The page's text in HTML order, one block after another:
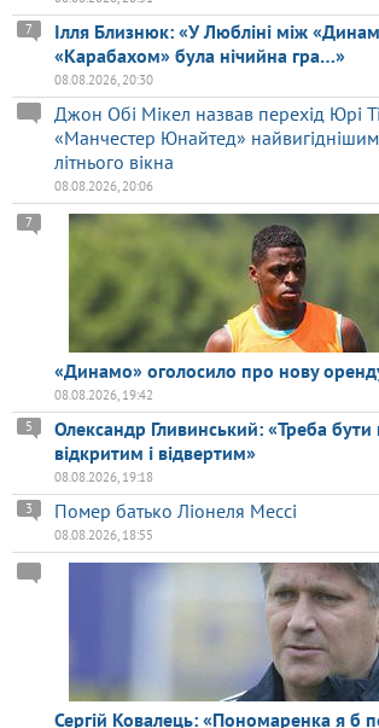
Ілля Близнюк: «У Любліні між
«Карабахом» була нічийна гра…»
7
08.08.2026, 20:30
Джон Обі Мікел назвав перехід Юрі
«Манчестер Юнайтед»
літнього вікна
08.08.2026, 20:06
«Динамо» оголосило про нову
7
08.08.2026, 19:42
Олександр Гливинський: «Треба
відкритим і відвертим»
5
08.08.2026, 19:18
Помер батько Ліонеля Мессі
3
08.08.2026, 18:55
Сергій Ковалець: «Пономаренка я б